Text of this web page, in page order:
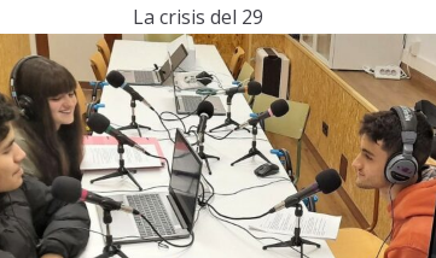
La crisis del 29